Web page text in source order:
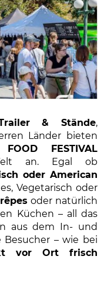
& Stände,
Länder bieten
FOOD FESTIVAL
an. Egal ob
oder American
Vegetarisch oder
oder natürlich
Küchen – all das
aus dem In- und
– wie bei
vor Ort frisch